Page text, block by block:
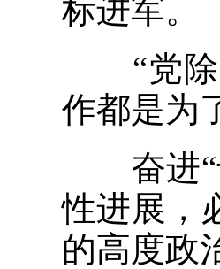
标进军。
“党除
作都是为
奋进“
性进展，
的高度政